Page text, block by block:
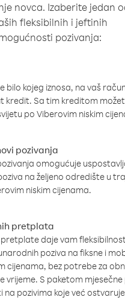
novca. Izaberite jedan
fleksibilnih i jeftinih
pozivanja:
bilo kojeg iznosa, na vaš
kredit. Sa tim kreditom
po Viberovim niskim
pozivanja
omogućuje
na željeno odredište u
niskim cijenama.
pretplata
daje vam
poziva na fiksne i
cijenama, bez potrebe za
vrijeme. S paketom
na pozivima koje već